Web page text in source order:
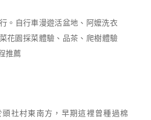
社村東南方，早期這裡曾種過棉